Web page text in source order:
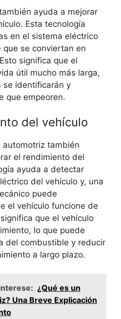
ayuda a mejorar
Esta tecnología
en el sistema eléctrico
se conviertan en
significa que el
útil mucho más larga,
se identificarán y
que empeoren.
del vehículo
automotriz también
el rendimiento del
ayuda a detectar
del vehículo y, una
puede
el vehículo funcione de
que el vehículo
lo que puede
del combustible y reducir
a largo plazo.
¿Qué es un
Una Breve Explicación